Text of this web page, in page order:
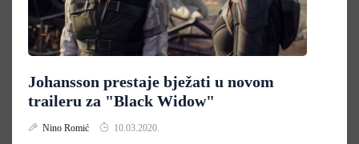
Johansson prestaje bježati u novom
traileru za "Black Widow"
Nino Romić 10.03.2020.